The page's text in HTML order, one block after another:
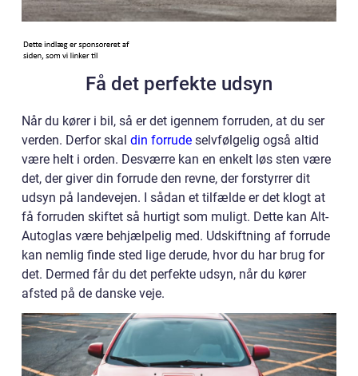
Få det perfekte udsyn
Når du kører i bil, så er det igennem forruden, at du ser
verden. Derfor skal din forrude selvfølgelig også altid
være helt i orden. Desværre kan en enkelt løs sten være
det, der giver din forrude den revne, der forstyrrer dit
udsyn på landevejen. I sådan et tilfælde er det klogt at
få forruden skiftet så hurtigt som muligt. Dette kan Alt-
Autoglas være behjælpelig med. Udskiftning af forrude
kan nemlig finde sted lige derude, hvor du har brug for
det. Dermed får du det perfekte udsyn, når du kører
afsted på de danske veje.